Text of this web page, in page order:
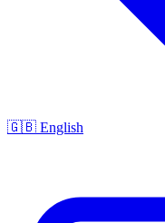
🇬🇧 English